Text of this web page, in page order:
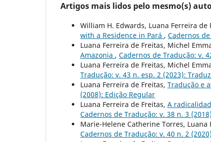
Artigos mais lidos pelo mesmo(s)
William H. Edwards, Luana Ferreira
with a Residence in Pará , Cadernos
Luana Ferreira de Freitas, Michel
Amazonia , Cadernos de Tradução: v.
Luana Ferreira de Freitas, Michel
Tradução: v. 43 n. esp. 2 (2023):
Luana Ferreira de Freitas, Tradução e
(2008): Edição Regular
Luana Ferreira de Freitas, A
Cadernos de Tradução: v. 38 n. 3
Marie-Helene Catherine Torres, Luana
Cadernos de Tradução: v. 40 n. 2